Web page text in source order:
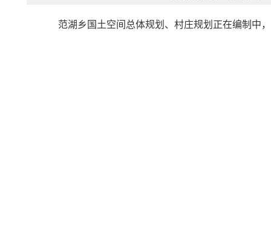
范湖乡国土空间总体规划、村庄规划正在编制中